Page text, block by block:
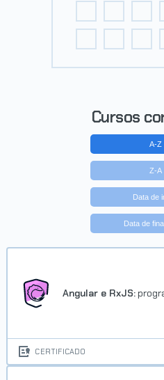
Cursos
A-Z
Z-A
Data de
Data de
Angular e RxJS:
CERTIFICADO